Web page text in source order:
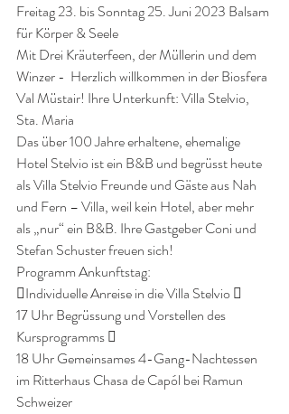
Freitag 23. bis Sonntag 25. Juni 2023 Balsam
für Körper & Seele
Mit Drei Kräuterfeen, der Müllerin und dem
Winzer -  Herzlich willkommen in der Biosfera
Val Müstair! Ihre Unterkunft: Villa Stelvio,
Sta. Maria
Das über 100 Jahre erhaltene, ehemalige
Hotel Stelvio ist ein B&B und begrüsst heute
als Villa Stelvio Freunde und Gäste aus Nah
und Fern – Villa, weil kein Hotel, aber mehr
als „nur“ ein B&B. Ihre Gastgeber Coni und
Stefan Schuster freuen sich!
Programm Ankunftstag:
Individuelle Anreise in die Villa Stelvio 
17 Uhr Begrüssung und Vorstellen des
Kursprogramms 
18 Uhr Gemeinsames 4-Gang-Nachtessen
im Ritterhaus Chasa de Capól bei Ramun
Schweizer